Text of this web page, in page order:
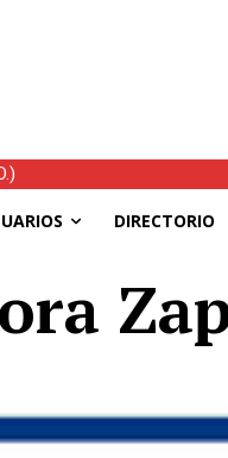
DIRECTORIO